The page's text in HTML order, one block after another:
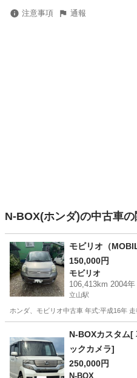
注意事項 通報
N-BOX(ホンダ)の中古車
モビリオ（
150,000円
モビリオ
106,413km 2004年
立山駅
ホンダ、モビリオ中古車 年式:平成16年
立山駅 モビ
N-BOXカスタム[
ックカメラ]
250,000円
N-BOX